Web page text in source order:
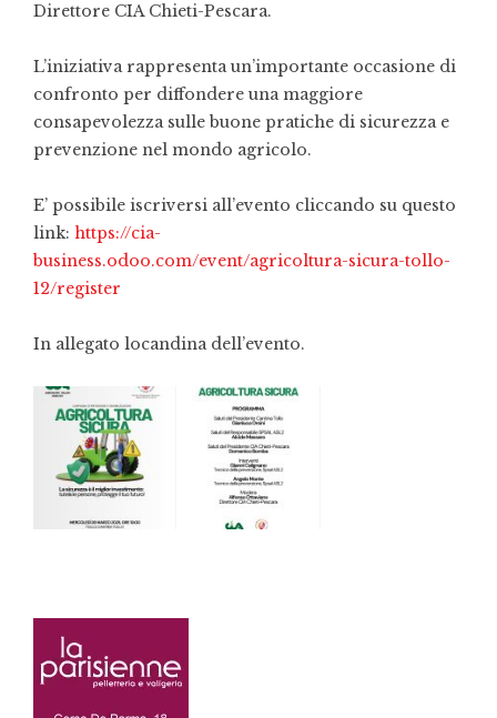
Direttore CIA Chieti-Pescara.
L’iniziativa rappresenta un’importante occasione di
confronto per diffondere una maggiore
consapevolezza sulle buone pratiche di sicurezza e
prevenzione nel mondo agricolo.
E’ possibile iscriversi all’evento cliccando su questo
link: https://cia-
business.odoo.com/event/agricoltura-sicura-tollo-
12/register
In allegato locandina dell’evento.